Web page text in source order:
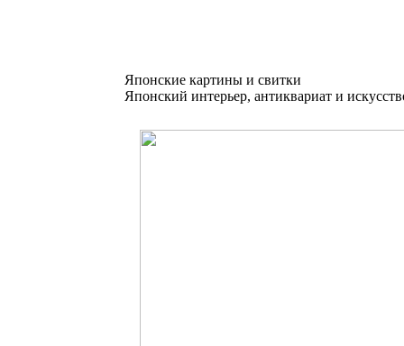
Японские картины и свитки
Японский интерьер, антиквариат и